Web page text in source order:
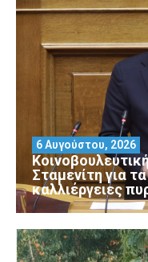
Σταμενίτη για
καλλιέργειες
6 Αυγούστου, 2026